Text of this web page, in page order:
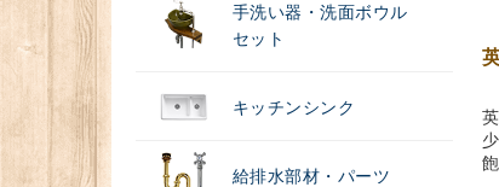
手洗い器・洗面ボウル
セット
キッチンシンク
給排水部材・パーツ